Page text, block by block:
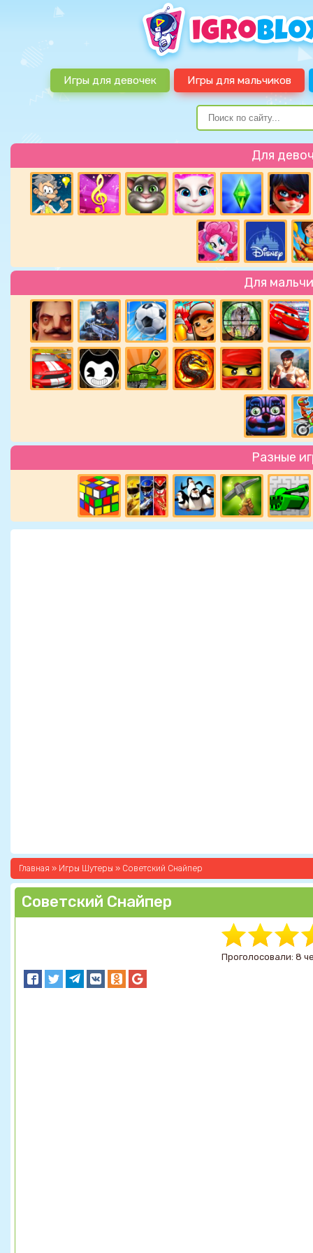
Игры для девочек Игры для мальчиков
Для
Для
Разные
Главная » Игры Шутеры » Советский Снайпер
Советский Снайпер
Проголосовали: 8